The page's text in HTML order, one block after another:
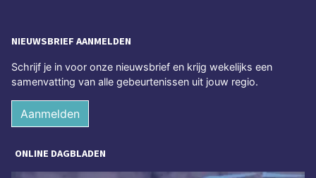
NIEUWSBRIEF AANMELDEN
Schrijf je in voor onze nieuwsbrief en krijg wekelijks een
samenvatting van alle gebeurtenissen uit jouw regio.
Aanmelden
ONLINE DAGBLADEN